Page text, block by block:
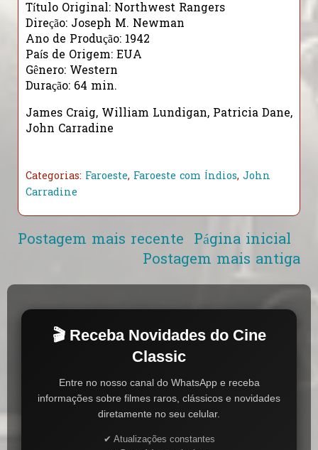
Título Original: Northwest Rangers
Direção: Joseph M. Newman
Ano de Produção: 1942
País de Origem: EUA
Gênero: Western
Duração: 64 min.
James Craig, William Lundigan, Patricia Dane,
John Carradine
Categorias: Faroeste, Faroeste com Índios, John
Carradine
Postagem mais recente
Postagem mais antiga
Página inicial
🎬 Receba Novidades do Cine
Classic
Entre no nosso canal do WhatsApp e receba
informações sobre filmes raros, clássicos e novidades
diretamente no seu celular.
✔ Atualizações constantes